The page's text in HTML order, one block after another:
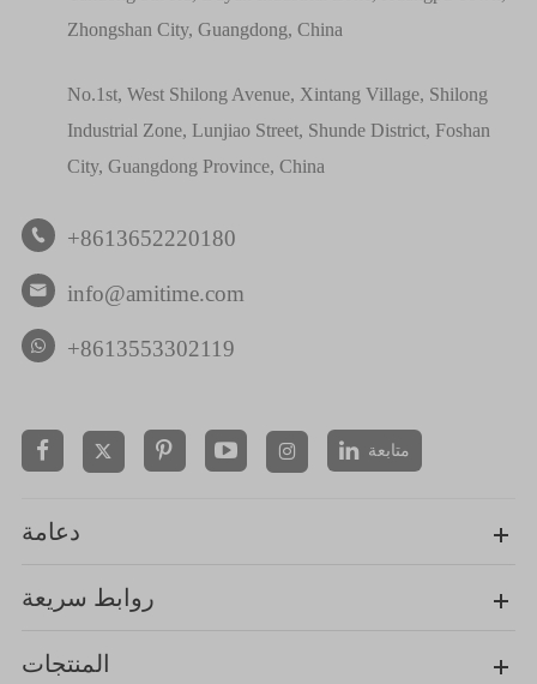
Zhongshan City, Guangdong, China
No.1st, West Shilong Avenue, Xintang Village, Shilong
Industrial Zone, Lunjiao Street, Shunde District, Foshan
City, Guangdong Province, China
 +8613652220180
 info@amitime.com
+8613553302119
  متابعة
دعامة
روابط سريعة
المنتجات